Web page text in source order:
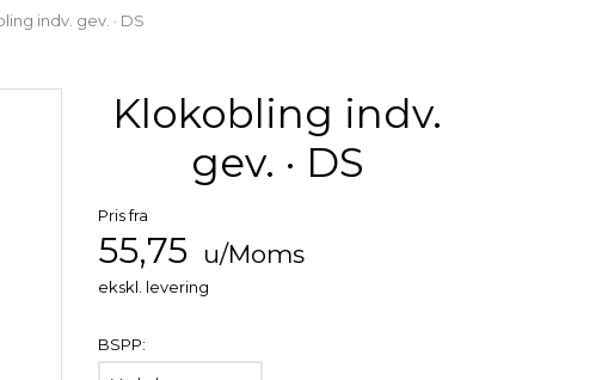
indv. gev. · DS
Klokobling indv.
gev. · DS
Pris fra
55,75 u/Moms
ekskl. levering
BSPP: